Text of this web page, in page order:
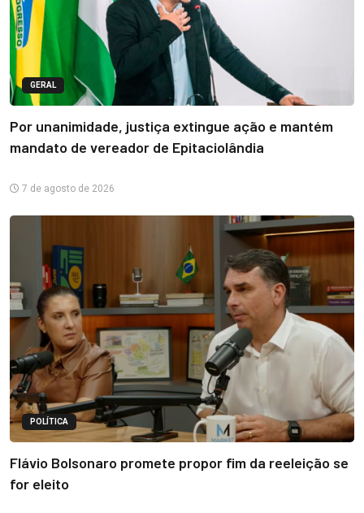
GERAL
Por unanimidade, justiça extingue ação e mantém
mandato de vereador de Epitaciolândia
7 de agosto de 2026
POLÍTICA
Flávio Bolsonaro promete propor fim da reeleição se
for eleito